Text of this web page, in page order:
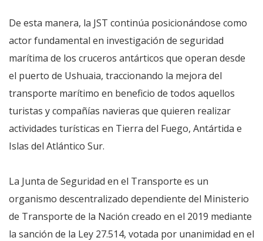
De esta manera, la JST continúa posicionándose como
actor fundamental en investigación de seguridad
marítima de los cruceros antárticos que operan desde
el puerto de Ushuaia, traccionando la mejora del
transporte marítimo en beneficio de todos aquellos
turistas y compañías navieras que quieren realizar
actividades turísticas en Tierra del Fuego, Antártida e
Islas del Atlántico Sur.
La Junta de Seguridad en el Transporte es un
organismo descentralizado dependiente del Ministerio
de Transporte de la Nación creado en el 2019 mediante
la sanción de la Ley 27.514, votada por unanimidad en el